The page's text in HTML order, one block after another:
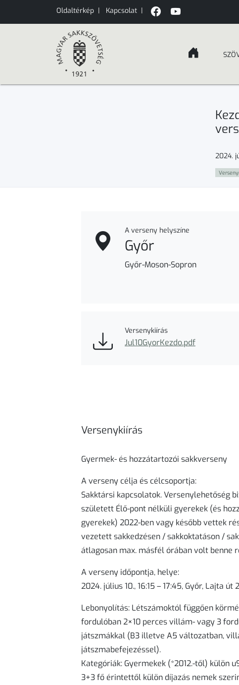
Oldaltérkép | Kapcsolat |
2024.
A verseny helyszíne
Győr
Győr-Moson-Sopron
Versenykiírás
Jul10GyorKezdo.pdf
Versenykiírás
Gyermek- és hozzátartozói sakkverseny
A verseny célja és célcsoportja:
Sakktársi kapcsolatok. Versenylehetőség
született Élő-pont nélküli gyerekek (és
gyerekek) 2022-ben vagy később vettek
vezetett sakkedzésen / sakkoktatáson /
átlagosan max. másfél órában volt benne
A verseny időpontja, helye:
2024. július 10., 16:15 – 17:45, Győr, Lajta
Lebonyolítás: Létszámoktól függően
fordulóban 2×10 perces villám- vagy 3
játszmákkal (B3 illetve A5 változatban,
játszmabefejezéssel).
Kategóriák: Gyermekek (*2012.-től) külön
3+3 fő érintettől külön díjazás nemek